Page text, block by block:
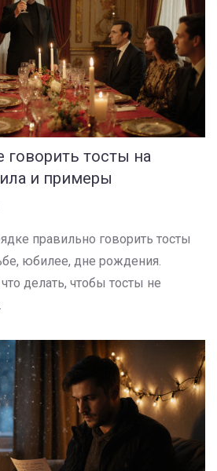
говорить тосты на
и примеры
правильно говорить тосты
юбилее, дне рождения.
делать, чтобы тосты не